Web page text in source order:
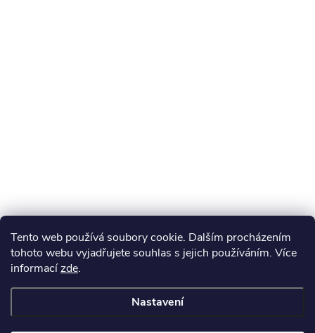
Tento web používá soubory cookie. Dalším procházením
tohoto webu vyjadřujete souhlas s jejich používáním. Více
informacízde.
Nastavení